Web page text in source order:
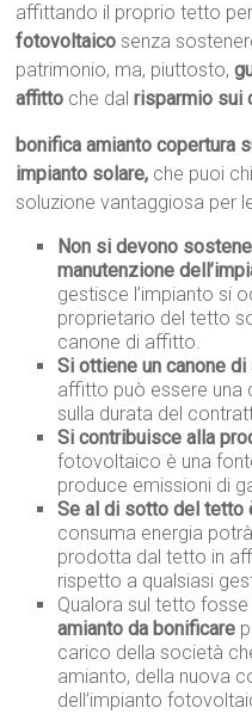
affittando il proprio tetto per
fotovoltaico senza
patrimonio, ma, piuttosto,
affitto che dalrisparmio sui
bonifica amianto copertura
impianto solare, che puoi
soluzione vantaggiosa per
Non si devono
manutenzione
gestisce l’impianto si
proprietario del tetto
canone di affitto.
Si ottiene un canone
affitto può essere una
sulla durata del
Si contribuisce alla
fotovoltaico è una
produce emissioni di
Se al di sotto del tetto
consuma energia
prodotta dal tetto in
rispetto a qualsiasi
Qualora sul tetto
amianto da bonificare
carico della società
amianto, della nuova
dell’impianto